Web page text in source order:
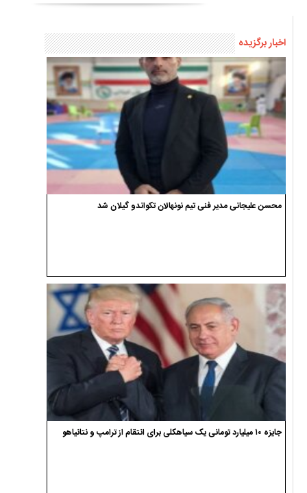
اخبار برگزیده
محسن علیجانی مدیر فنی تیم نونهالان تکواندو گیلان شد
جایزه ۱۰ میلیارد تومانی یک سیاهکلی برای انتقام از ترامپ و نتانیاهو